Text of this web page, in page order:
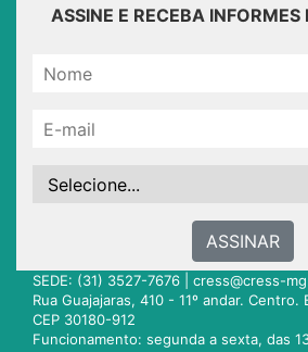
ASSINE E RECEBA
ASSINAR
SEDE: (31) 3527-7676 | cress@cress-
Rua Guajajaras, 410 - 11º andar.
CEP 30180-912
Funcionamento: segunda a sexta, das